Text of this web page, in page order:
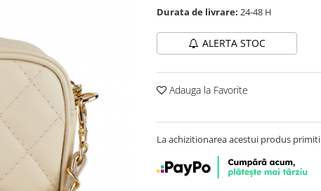
Durata de livrare: 24-48 H
ALERTA STOC
Adauga la Favorite
La achizitionarea acestui produs primiti